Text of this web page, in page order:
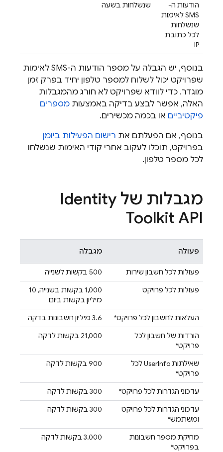
הודעות ה-
SMS לאימות
שנשלחות
לכל כתובת
IP
שנשלחות בשעה
בנוסף, יש הגבלה על מספר הודעות ה-SMS לאימות
שפרויקט יכול לשלוח למספר טלפון יחיד בפרק זמן
מוגדר. כדי לוודא שפרויקט לא חורג מהמגבלות
האלה, אפשר לבצע בדיקה באמצעות מספרים
פיקטיביים או בכמה מכשירים.
בנוסף, אם הפעלתם את רישום הפעילות ביומן
בפרויקט, תוכלו לעקוב אחרי קודי האימות שנשלחו
לכל מספר טלפון.
מגבלות של Identity
Toolkit API
פעולה מגבלה
פעולות לכל חשבון שירות
‫500 בקשות לשנייה
פעולות לכל פרויקט
‫1,000 בקשות בשנייה, 10
מיליון בקשות ביום
העלאות לחשבון לכל פרויקט*
‫3.6 מיליון חשבונות בדקה
הורדות של חשבון לכל
פרויקט*
‫21,000 בקשות לדקה
שאילתות UserInfo לכל
פרויקט*
‫900 בקשות לדקה
עדכוני הגדרות לכל פרויקט*
‫300 בקשות לדקה
עדכוני הגדרות לכל פרויקט
ומשתמש*
‫300 בקשות לדקה
מחיקת מספר חשבונות
בפרויקט*
‫3,000 בקשות לדקה